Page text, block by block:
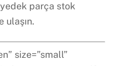
yedek parça stok
ulaşın.
size=”small”